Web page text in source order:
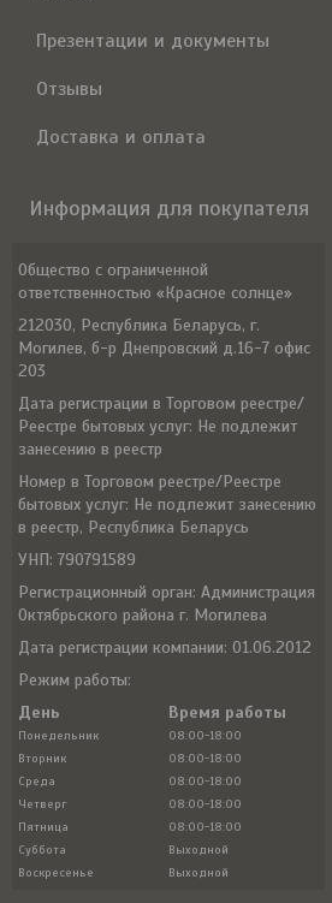
Презентации и документы
Отзывы
Доставка и оплата
Информация для покупателя
Общество с ограниченной
ответственностью «Красное солнце»
212030, Республика Беларусь, г.
Могилев, б-р Днепровский д.16-7 офис
203
Дата регистрации в Торговом реестре/
Реестре бытовых услуг: Не подлежит
занесению в реестр
Номер в Торговом реестре/Реестре
бытовых услуг: Не подлежит занесению
в реестр, Республика Беларусь
УНП: 790791589
Регистрационный орган: Администрация
Октябрьского района г. Могилева
Дата регистрации компании: 01.06.2012
Режим работы:
День
Время работы
Понедельник
08:00-18:00
Вторник
08:00-18:00
Среда
08:00-18:00
Четверг
08:00-18:00
Пятница
08:00-18:00
Суббота
Выходной
Воскресенье
Выходной